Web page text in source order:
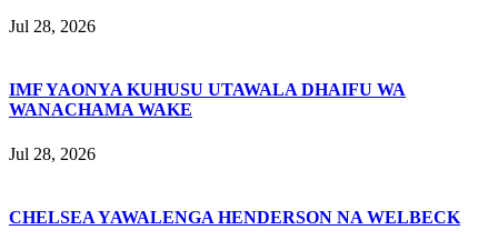
Jul 28, 2026
IMF YAONYA KUHUSU UTAWALA DHAIFU WA
WANACHAMA WAKE
Jul 28, 2026
CHELSEA YAWALENGA HENDERSON NA WELBECK